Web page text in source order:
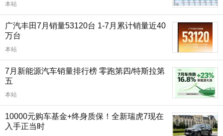
本站
广汽丰田7月销量53120台 1-7月累计销量近40
万台
本站
7月新能源汽车销量排行榜 零跑第四/特斯拉第
五
本站
10000元购车基金+终身质保！全新瑞虎7现在
入手正当时